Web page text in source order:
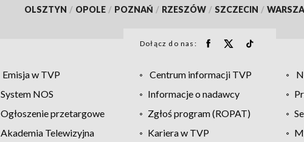
OLSZTYN / OPOLE / POZNAŃ / RZESZÓW / SZCZECIN /
Dołącz do nas:
Emisja w TVP Centrum informacji TVP
System NOS Informacje o nadawcy
Ogłoszenie przetargowe Zgłoś program (ROPAT)
Akademia Telewizyjna Kariera w TVP